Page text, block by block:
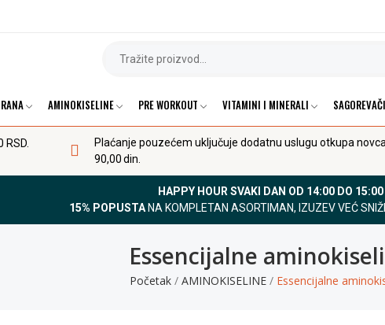
AMINOKISELINE PRE WORKOUT VITAMINI I MINERALI
Plaćanje pouzećem uključuje dodatnu uslugu otkupa
90,00 din.
HAPPY HOUR SVAKI DAN OD 14:00 DO 15:00
15% POPUSTANA KOMPLETAN ASORTIMAN, IZUZEV VEĆ
Essencijalne
Početak AMINOKISELINE Essencijalne